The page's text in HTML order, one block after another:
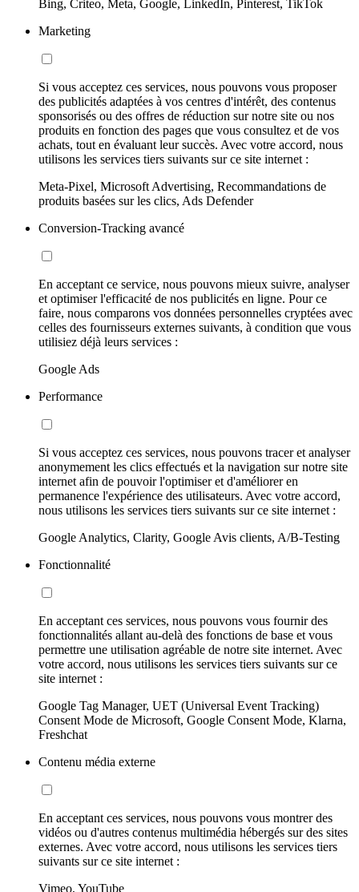
Bing, Criteo, Meta, Google, LinkedIn, Pinterest, TikTok
Marketing
Si vous acceptez ces services, nous pouvons vous proposer
des publicités adaptées à vos centres d'intérêt, des contenus
sponsorisés ou des offres de réduction sur notre site ou nos
produits en fonction des pages que vous consultez et de vos
achats, tout en évaluant leur succès. Avec votre accord, nous
utilisons les services tiers suivants sur ce site internet :
Meta-Pixel, Microsoft Advertising, Recommandations de
produits basées sur les clics, Ads Defender
Conversion-Tracking avancé
En acceptant ce service, nous pouvons mieux suivre, analyser
et optimiser l'efficacité de nos publicités en ligne. Pour ce
faire, nous comparons vos données personnelles cryptées avec
celles des fournisseurs externes suivants, à condition que vous
utilisiez déjà leurs services :
Google Ads
Performance
Si vous acceptez ces services, nous pouvons tracer et analyser
anonymement les clics effectués et la navigation sur notre site
internet afin de pouvoir l'optimiser et d'améliorer en
permanence l'expérience des utilisateurs. Avec votre accord,
nous utilisons les services tiers suivants sur ce site internet :
Google Analytics, Clarity, Google Avis clients, A/B-Testing
Fonctionnalité
En acceptant ces services, nous pouvons vous fournir des
fonctionnalités allant au-delà des fonctions de base et vous
permettre une utilisation agréable de notre site internet. Avec
votre accord, nous utilisons les services tiers suivants sur ce
site internet :
Google Tag Manager, UET (Universal Event Tracking)
Consent Mode de Microsoft, Google Consent Mode, Klarna,
Freshchat
Contenu média externe
En acceptant ces services, nous pouvons vous montrer des
vidéos ou d'autres contenus multimédia hébergés sur des sites
externes. Avec votre accord, nous utilisons les services tiers
suivants sur ce site internet :
Vimeo, YouTube